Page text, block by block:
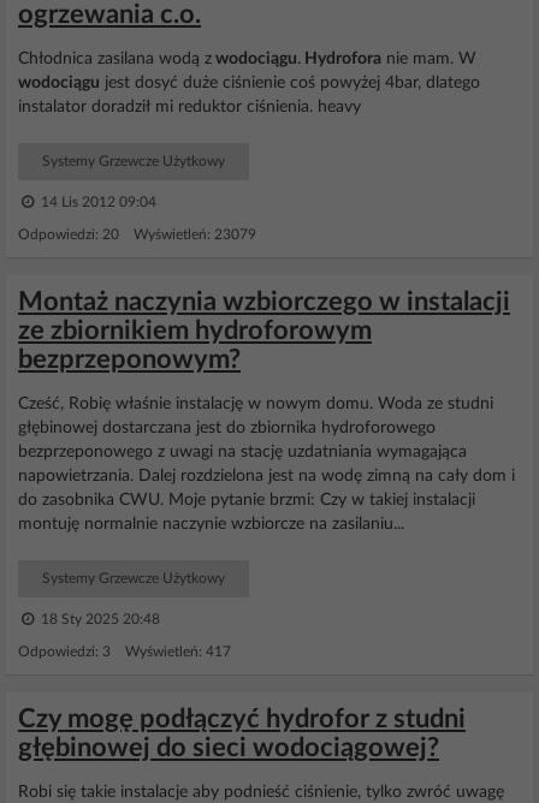
ogrzewania c.o.
Chłodnica zasilana wodą z wodociągu. Hydrofora nie mam. W
wodociągu jest dosyć duże ciśnienie coś powyżej 4bar, dlatego
instalator doradził mi reduktor ciśnienia. heavy
Systemy Grzewcze Użytkowy
14 Lis 2012 09:04
Odpowiedzi: 20 Wyświetleń: 23079
Montaż naczynia wzbiorczego w instalacji
ze zbiornikiem hydroforowym
bezprzeponowym?
Cześć, Robię właśnie instalację w nowym domu. Woda ze studni
głębinowej dostarczana jest do zbiornika hydroforowego
bezprzeponowego z uwagi na stację uzdatniania wymagająca
napowietrzania. Dalej rozdzielona jest na wodę zimną na cały dom i
do zasobnika CWU. Moje pytanie brzmi: Czy w takiej instalacji
montuję normalnie naczynie wzbiorcze na zasilaniu...
Systemy Grzewcze Użytkowy
18 Sty 2025 20:48
Odpowiedzi: 3 Wyświetleń: 417
Czy mogę podłączyć hydrofor z studni
głębinowej do sieci wodociągowej?
Robi się takie instalacje aby podnieść ciśnienie, tylko zwróć uwagę